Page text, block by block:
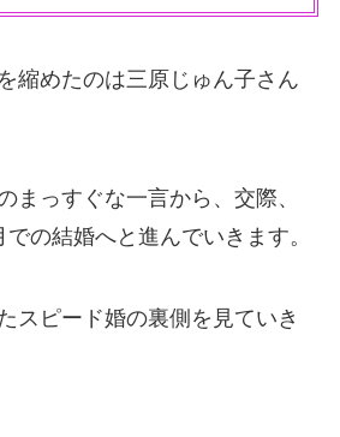
縮めたのは三原じゅん子さん
まっすぐな一言から、交際、
の結婚へと進んでいきます。
スピード婚の裏側を見ていき